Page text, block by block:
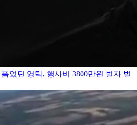
었던 영탁, 행사비 3800만원 벌자 벌